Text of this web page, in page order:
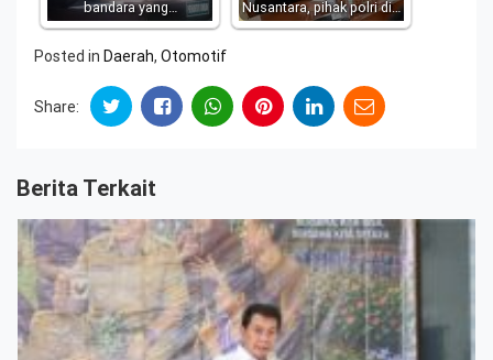
bandara yang…
Nusantara, pihak polri di…
Posted in Daerah, Otomotif
Share:
Berita Terkait